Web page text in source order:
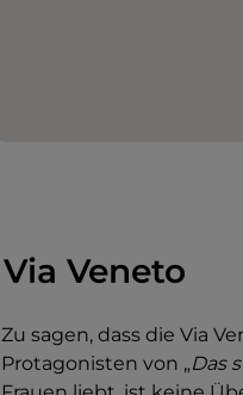
Via Veneto
Zu sagen, dass die Via
Protagonisten von „Das